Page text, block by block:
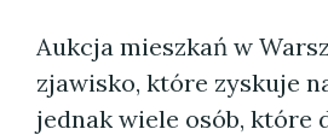
Aukcja mieszkań w
zjawisko, które zyskuje
jednak wiele osób, które